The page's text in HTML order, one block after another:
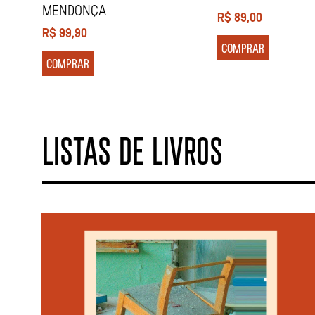
MENDONÇA
R$99,90
COMPRAR
R$89,00
COMPRAR
LISTAS DE LIVROS